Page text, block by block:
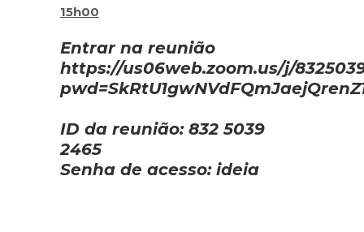
15h00
Entrar na reunião
https://us06web.zoom.us/j/
ID da reunião:832 5039
2465
Senha de acesso:ideia